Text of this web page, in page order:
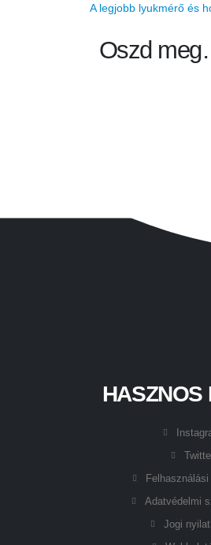
A legjobb lyukmérő és
Oszd
HASZNOS
Adatvédelmi
Jogi